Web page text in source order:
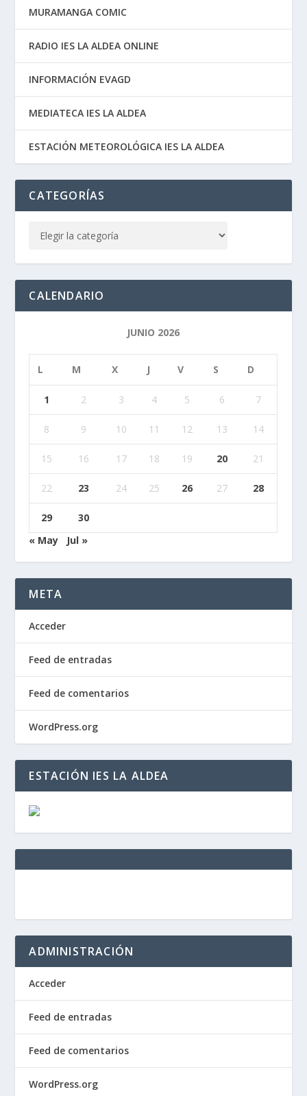
MURAMANGA COMIC
RADIO IES LA ALDEA ONLINE
INFORMACIÓN EVAGD
MEDIATECA IES LA ALDEA
ESTACIÓN METEOROLÓGICA IES LA ALDEA
CATEGORÍAS
CALENDARIO
JUNIO 2026
L M X J V S D
1 2 3 4 5 6 7
8 9 10 11 12 13 14
15 16 17 18 19 20 21
22 23 24 25 26 27 28
29
30
« May
Jul »
META
Acceder
Feed de entradas
Feed de comentarios
WordPress.org
ESTACIÓN IES LA ALDEA
ADMINISTRACIÓN
Acceder
Feed de entradas
Feed de comentarios
WordPress.org